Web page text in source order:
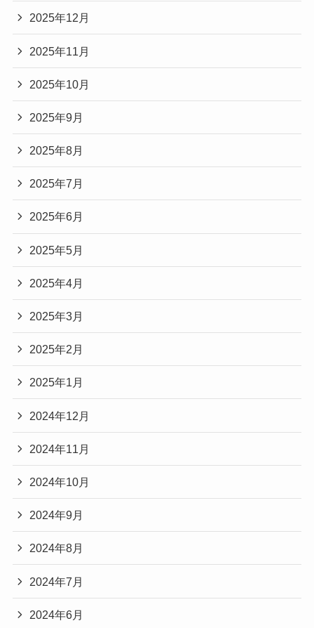
2025年12月
2025年11月
2025年10月
2025年9月
2025年8月
2025年7月
2025年6月
2025年5月
2025年4月
2025年3月
2025年2月
2025年1月
2024年12月
2024年11月
2024年10月
2024年9月
2024年8月
2024年7月
2024年6月